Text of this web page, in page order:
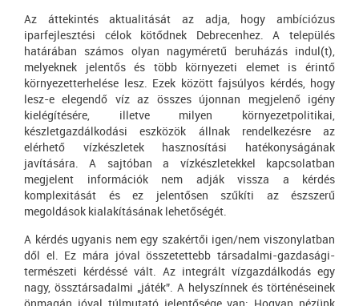
Az áttekintés aktualitását az adja, hogy ambíciózus
iparfejlesztési célok kötődnek Debrecenhez. A település
határában számos olyan nagyméretű beruházás indul(t),
melyeknek jelentős és több környezeti elemet is érintő
környezetterhelése lesz. Ezek között fajsúlyos kérdés, hogy
lesz-e elegendő víz az összes újonnan megjelenő igény
kielégítésére, illetve milyen környezetpolitikai,
készletgazdálkodási eszközök állnak rendelkezésre az
elérhető vízkészletek hasznosítási hatékonyságának
javítására. A sajtóban a vízkészletekkel kapcsolatban
megjelent információk nem adják vissza a kérdés
komplexitását és ez jelentősen szűkíti az észszerű
megoldások kialakításának lehetőségét.
A kérdés ugyanis nem egy szakértői igen/nem viszonylatban
dől el. Ez mára jóval összetettebb társadalmi-gazdasági-
természeti kérdéssé vált. Az integrált vízgazdálkodás egy
nagy, össztársadalmi „játék”. A helyszínnek és történéseinek